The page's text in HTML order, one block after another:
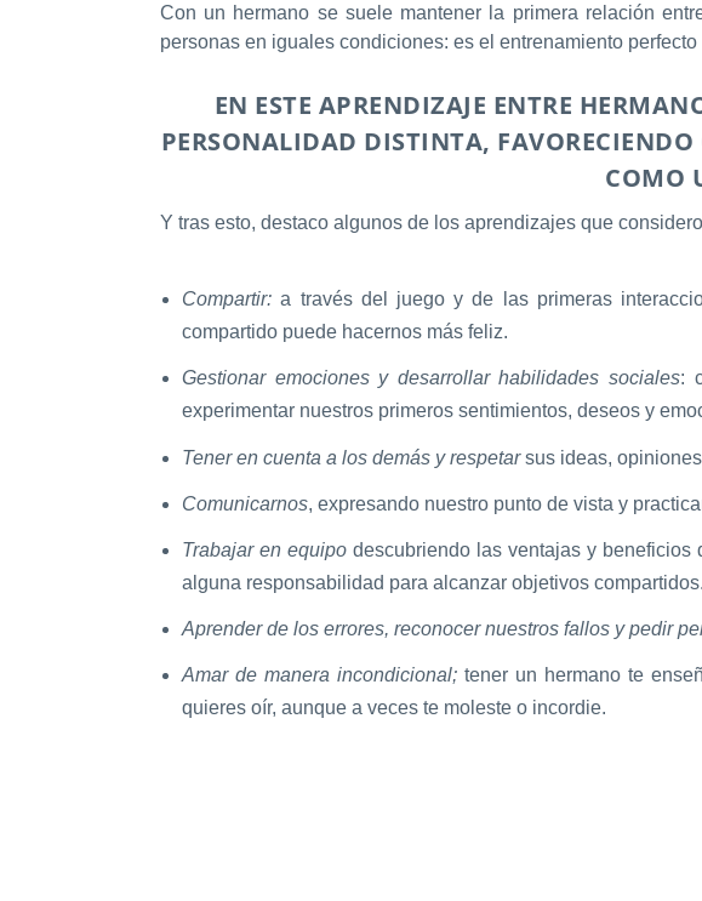
Con un hermano se suele mantener la primera relación
personas en iguales condiciones: es el entrenamiento
EN ESTE APRENDIZAJE ENTRE
PERSONALIDAD DISTINTA,
COMO
Y tras esto, destaco algunos de los aprendizajes que
Compartir: a través del juego y de las primeras
compartido puede hacernos más feliz.
Gestionar emociones y desarrollar habilidades sociales:
experimentar nuestros primeros sentimientos, deseos y
Tener en cuenta a los demás y respetarsus ideas,
Comunicarnos, expresando nuestro punto de vista y
Trabajar en equipo descubriendo las ventajas y
alguna responsabilidad para alcanzar objetivos compartidos.
Aprender de los errores, reconocer nuestros fallos y pedir
Amar de manera incondicional;tener un hermano te
quieres oír, aunque a veces te moleste o incordie.